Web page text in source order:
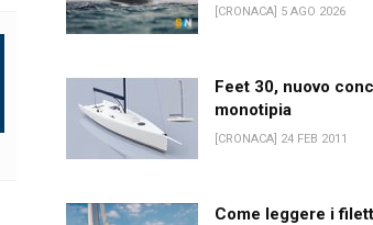
[CRONACA] 5 AGO 2026
Feet 30, nuovo
monotipia
[CRONACA] 24 FEB 2011
Come leggere i